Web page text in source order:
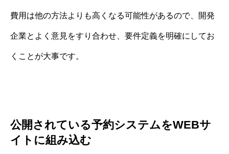
費用は他の方法よりも高くなる可能性があるので、開発
企業とよく意見をすり合わせ、要件定義を明確にしてお
くことが大事です。
公開されている予約システムをWEBサ
イトに組み込む